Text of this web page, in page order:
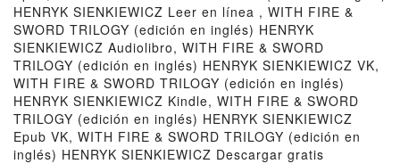
HENRYK SIENKIEWICZ Leer en línea , WITH FIRE &
SWORD TRILOGY (edición en inglés) HENRYK
SIENKIEWICZ Audiolibro, WITH FIRE & SWORD
TRILOGY (edición en inglés) HENRYK SIENKIEWICZ VK,
WITH FIRE & SWORD TRILOGY (edición en inglés)
HENRYK SIENKIEWICZ Kindle, WITH FIRE & SWORD
TRILOGY (edición en inglés) HENRYK SIENKIEWICZ
Epub VK, WITH FIRE & SWORD TRILOGY (edición en
inglés) HENRYK SIENKIEWICZ Descargar gratis